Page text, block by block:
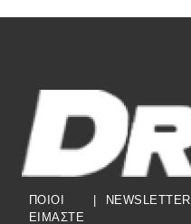
ΠΟΙΟΙ
ΕΙΜΑΣΤΕ
| NEWSLETTER